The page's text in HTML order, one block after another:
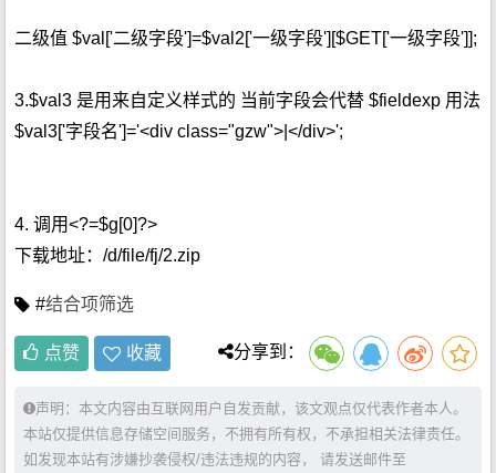
二级值 $val['二级字段']=$val2['一级字段'][$GET['一级字段']];
3.$val3 是用来自定义样式的 当前字段会代替 $fieldexp 用法
$val3['字段名']='<div class="gzw">|</div>';
4. 调用<?=$g[0]?>
下载地址：/d/file/fj/2.zip
#结合项筛选
点赞 收藏 分享到：
声明：本文内容由互联网用户自发贡献，该文观点仅代表作者本人。
本站仅提供信息存储空间服务，不拥有所有权，不承担相关法律责任。
如发现本站有涉嫌抄袭侵权/违法违规的内容， 请发送邮件至